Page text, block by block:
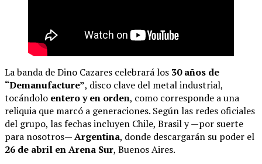
La banda de Dino Cazares celebrará los 30 años de
“Demanufacture”, disco clave del metal industrial,
tocándolo entero y en orden, como corresponde a una
reliquia que marcó a generaciones. Según las redes oficiales
del grupo, las fechas incluyen Chile, Brasil y —por suerte
para nosotros—Argentina, donde descargarán su poder el
26 de abril en Arena Sur, Buenos Aires.